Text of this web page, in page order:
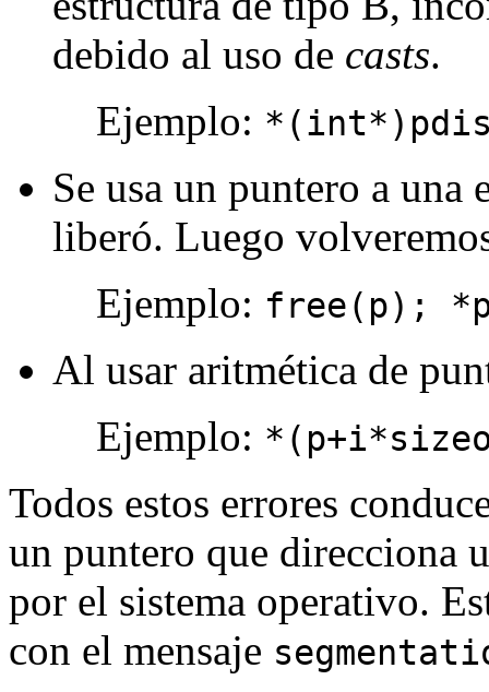
debido al uso de casts.
Ejemplo:
Se usa un puntero a una
liberó. Luego
Ejemplo: free(p);
Al usar aritmética de
Ejemplo:
Todos estos errores
un puntero que direcciona
por el sistema operativo.
con el mensaje